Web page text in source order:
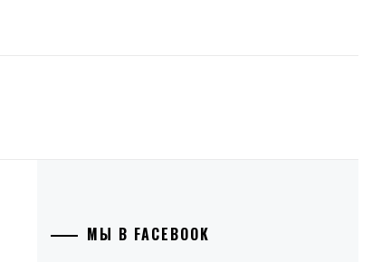
МЫ В FACEBOOK